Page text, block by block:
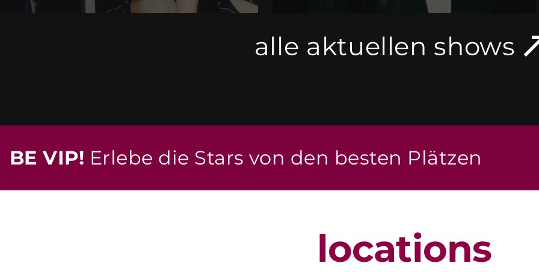
alle aktuellen shows
BE VIP! Erlebe die Stars von den besten Plätzen
locations